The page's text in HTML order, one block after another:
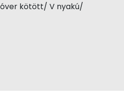
kötött/ V nyakú/